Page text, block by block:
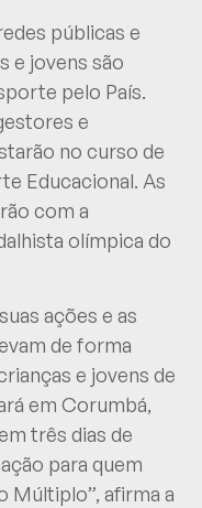
públicas e
e jovens são
pelo País.
e
no curso de
Educacional. As
com a
olímpica do
ações e as
de forma
e jovens de
em Corumbá,
três dias de
para quem
Múltiplo”, afirma a